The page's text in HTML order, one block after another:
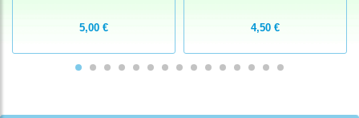
5,00 € 4,50 €